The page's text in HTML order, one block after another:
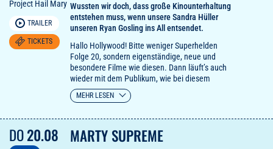
per Lautsprecher gefragt. Auf seinem Weg
begegnet er Menschen mit unterschiedlichen
Lebensrealitäten und Haltungen. Das Vaterland
ist ihm fremd geworden.
TRAILER
TICKETS
Wussten wir doch, dass große Kinounterhaltung
entstehen muss, wenn unsere Sandra Hüller
unseren Ryan Gosling ins All entsendet.
Hallo Hollywood! Bitte weniger Superhelden
Folge 20, sondern eigenständige, neue und
besondere Filme wie diesen. Dann läuft’s auch
wieder mit dem Publikum, wie bei diesem
schönen, lustigen, leichtfüßigen unsere Herzen
versöhnenden und fabelhaften Weltraumhit des
Ryan Goslings unaufdringliches
komödiantisches Timing war nie besser.
Hollywood Reporter
MEHR LESEN
DO20.08 MARTY SUPREME